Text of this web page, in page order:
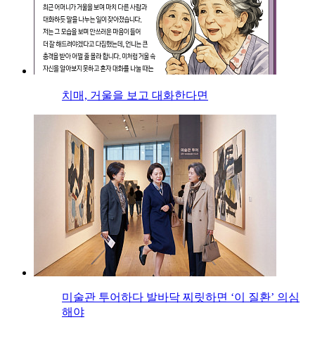
치매, 거울을 보고 대화한다면
미술관 투어하다 발바닥 찌릿하면 ‘이 질환’ 의심
해야